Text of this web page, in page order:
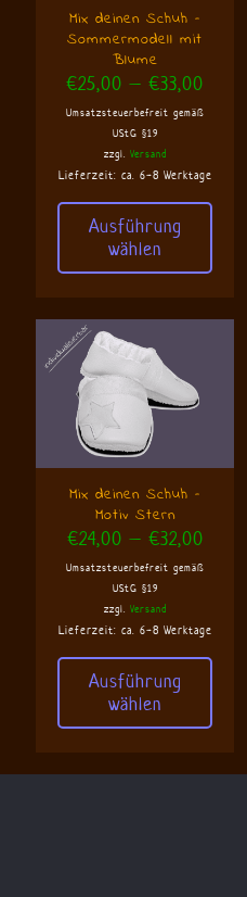
Mix deinen Schuh –
Sommermodell mit
Blume
€25,00 –€33,00
bis
Umsatzsteuerbefreit gemäß
UStG §19
zzgl. Versand
Lieferzeit: ca. 6-8 Werktage
Ausführung
wählen
Produkt
Varianten
auf.
Die
Optionen
können
Produktseite
gewählt
werden
Mix deinen Schuh –
Motiv Stern
€24,00 – €32,00
€24,00
bis
Umsatzsteuerbefreit gemäß
UStG §19
zzgl. Versand
Lieferzeit: ca. 6-8 Werktage
Ausführung
wählen
Produkt